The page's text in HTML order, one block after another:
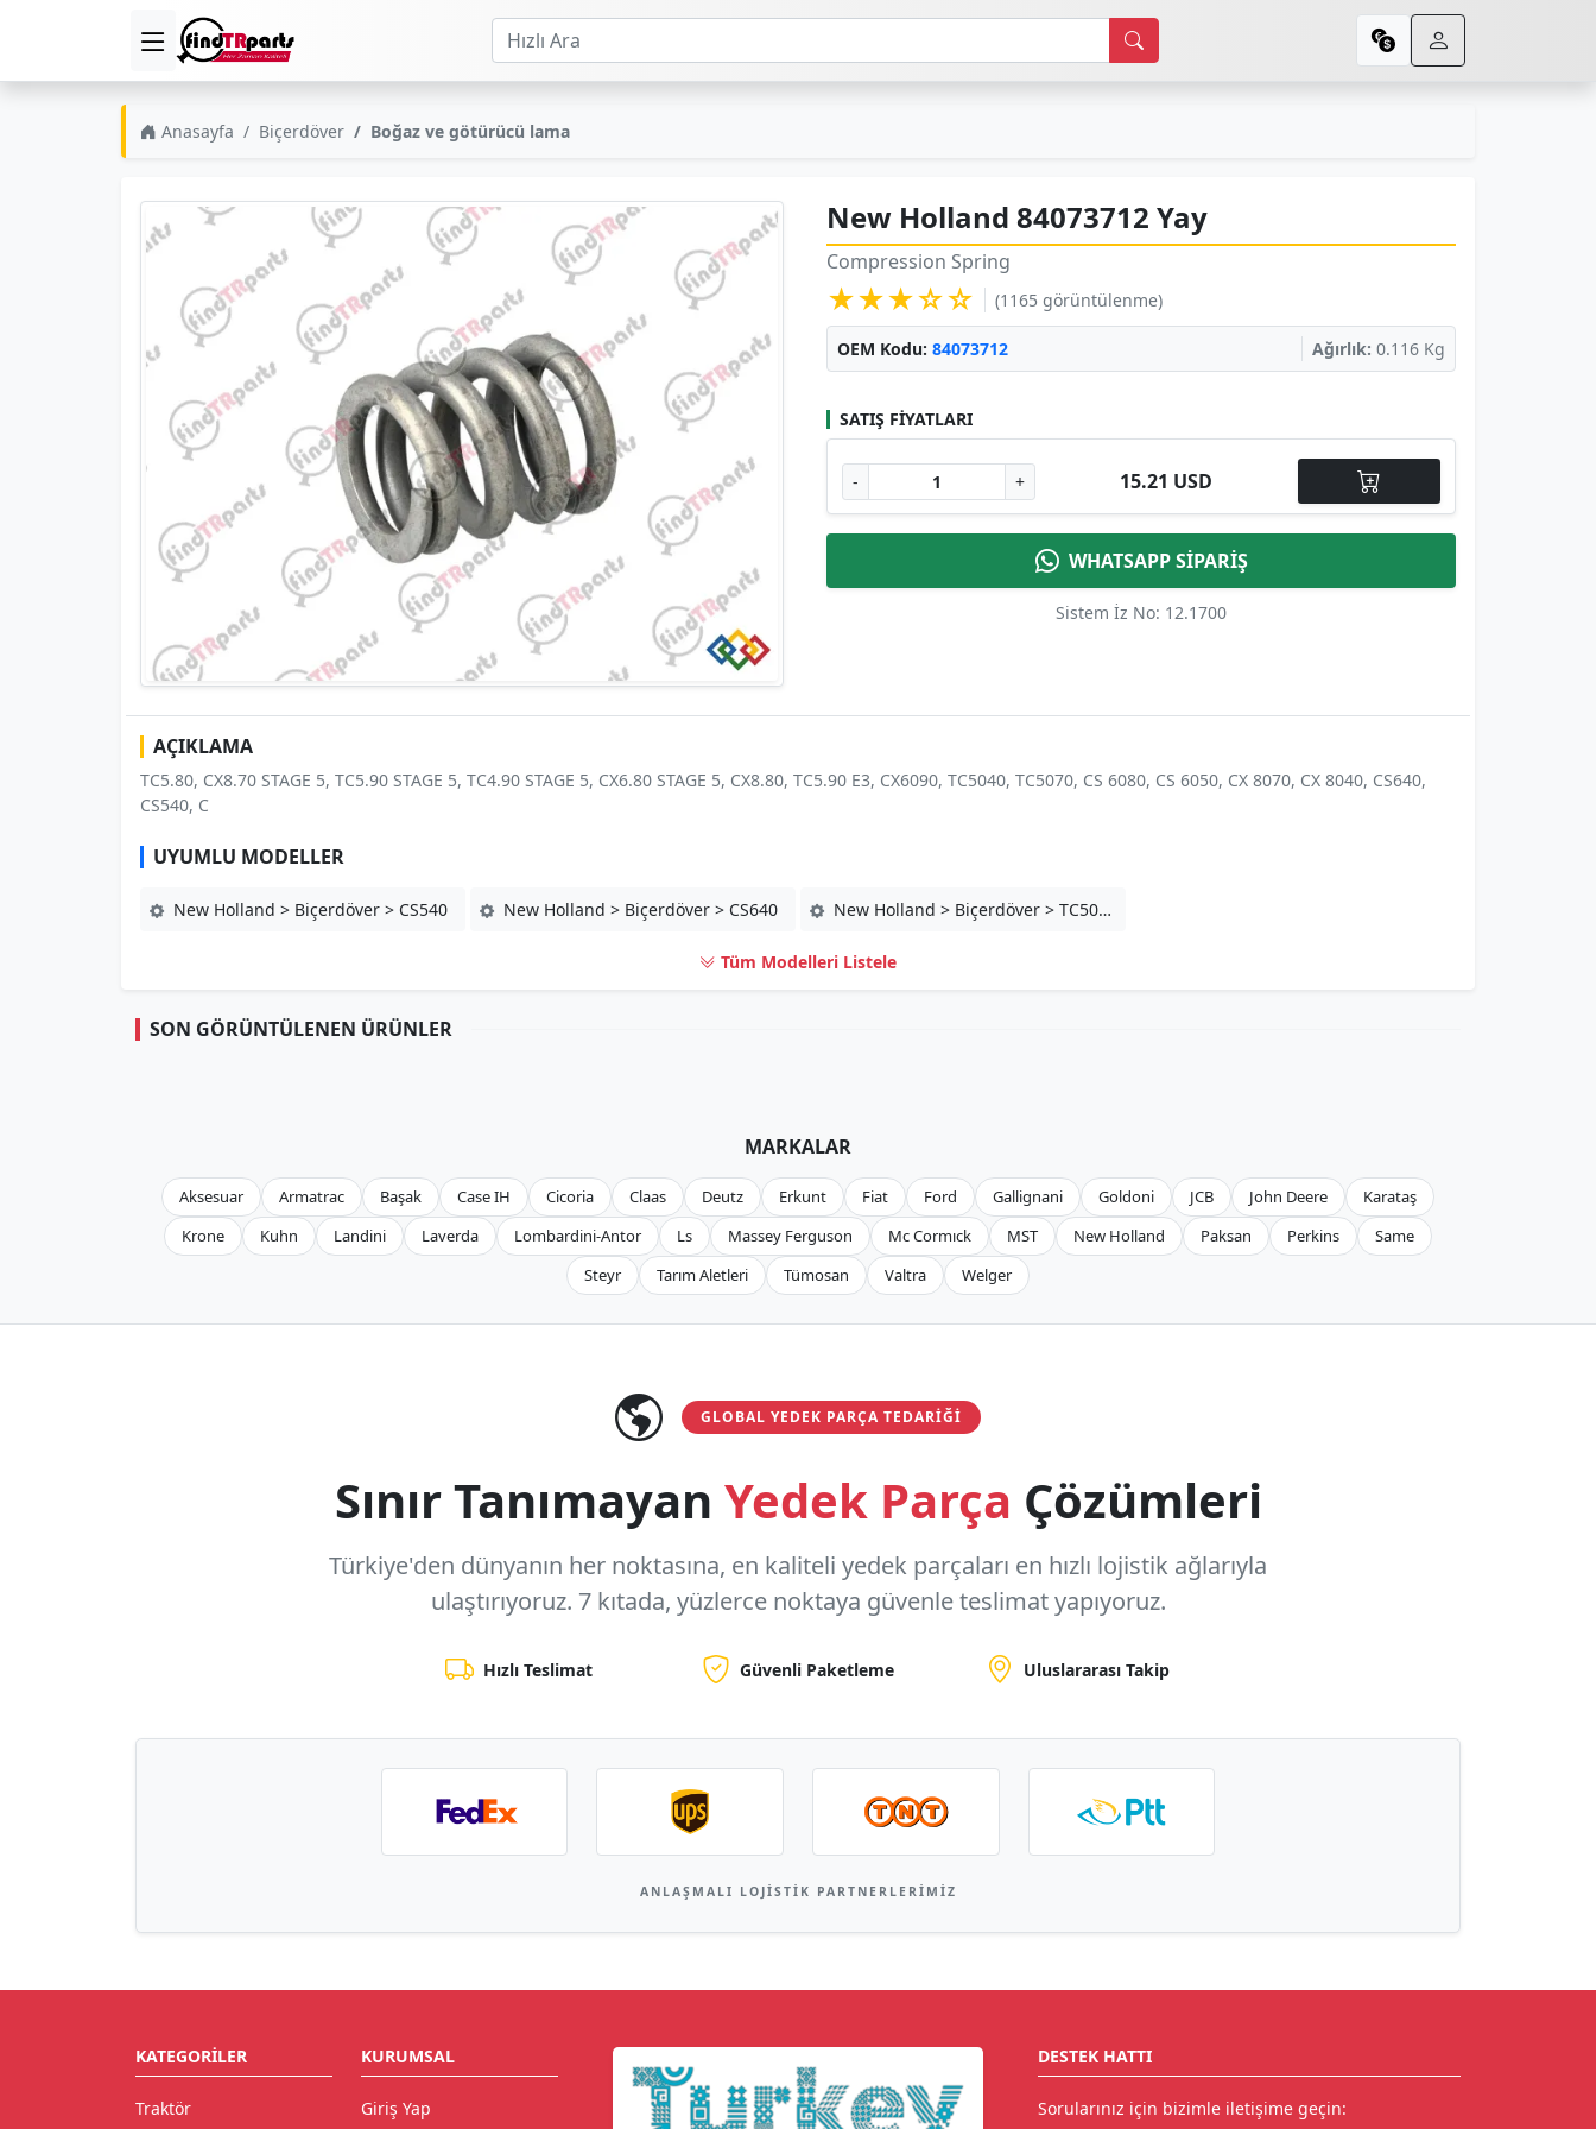
Anasayfa Biçerdöver Boğaz ve götürücü lama
New Holland 84073712 Yay
Compression Spring
★★★☆☆ (1165 görüntülenme)
OEM Kodu: 84073712 Ağırlık: 0.116 Kg
SATIŞ FIYATLARI
- + 15.21 USD
WHATSAPP SİPARİŞ
Sistem İz No: 12.1700
AÇIKLAMA
TC5.80, CX8.70 STAGE 5, TC5.90 STAGE 5, TC4.90 STAGE 5, CX6.80 STAGE 5, CX8.80, TC5.90 E3, CX6090, TC5040, TC5070, CS 6080, CS 6050, CX 8070, CX 8040, CS640,
CS540, C
UYUMLU MODELLER
New Holland > Biçerdöver > CS540 New Holland > Biçerdöver > CS640 New Holland > Biçerdöver > TC5070
Tüm Modelleri Listele
SON GÖRÜNTÜLENEN ÜRÜNLER
MARKALAR
Aksesuar Armatrac Başak Case IH Cicoria Claas Deutz Erkunt Fiat Ford Gallignani Goldoni JCB John Deere
Karataş
Krone
Kuhn Landini Laverda Lombardini-Antor Ls Massey Ferguson Mc Cormıck MST New Holland Paksan Perkins
Same
Steyr
Tarım Aletleri Tümosan Valtra Welger
GLOBAL YEDEK PARÇA TEDARIĞI
Sınır Tanımayan Yedek Parça Çözümleri
Türkiye'den dünyanın her noktasına, en kaliteli yedek parçaları en hızlı lojistik ağlarıyla
ulaştırıyoruz. 7 kıtada, yüzlerce noktaya güvenle teslimat yapıyoruz.
Hızlı Teslimat Güvenli Paketleme Uluslararası Takip
ANLAŞMALI LOJISTIK PARTNERLERIMIZ
KATEGORILER
Traktör
KURUMSAL
Giriş Yap
DESTEK HATTI
Sorularınız için bizimle iletişime geçin: